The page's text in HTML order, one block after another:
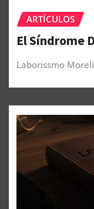
ARTÍCULOS
El Síndrome
Laborissmo